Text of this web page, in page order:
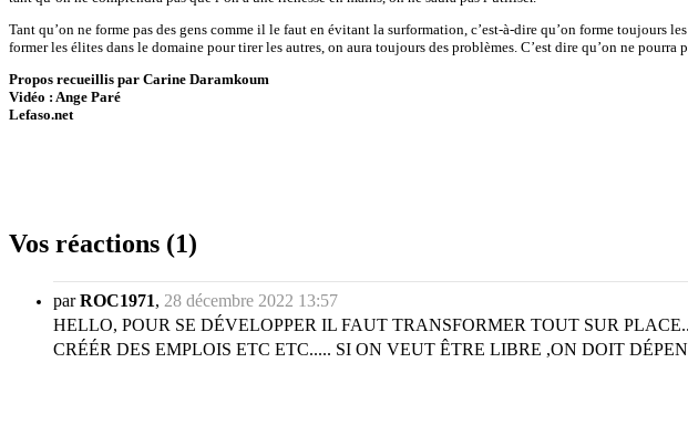
Tant qu’on ne forme pas des gens comme il le faut en évitant la surformation, c’est-à-dire qu’on forme toujours
former les élites dans le domaine pour tirer les autres, on aura toujours des problèmes. C’est dire qu’on ne pourra
Propos recueillis par Carine Daramkoum
Vidéo : Ange Paré
Lefaso.net
Vos réactions (1)
parROC1971, 28 décembre 2022 13:57
HELLO, POUR SE DÉVELOPPER IL FAUT TRANSFORMER TOUT SUR
CRÉÉR DES EMPLOIS ETC ETC..... SI ON VEUT ÊTRE LIBRE ,ON DOIT